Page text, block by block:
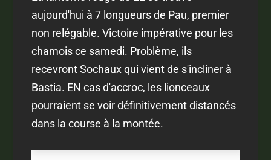
aujourd'hui à 7 longueurs de Pau, premier
non relégable. Victoire impérative pour les
chamois ce samedi. Problème, ils
recevront Sochaux qui vient de s'incliner à
Bastia. EN cas d'accroc, les lionceaux
pourraient se voir définitivement distancés
dans la course à la montée.